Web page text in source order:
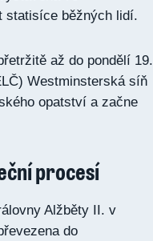
statisíce běžných lidí.
až do pondělí 19.
Westminsterská síň
opatství a začne
procesí
Alžběty II. v
do